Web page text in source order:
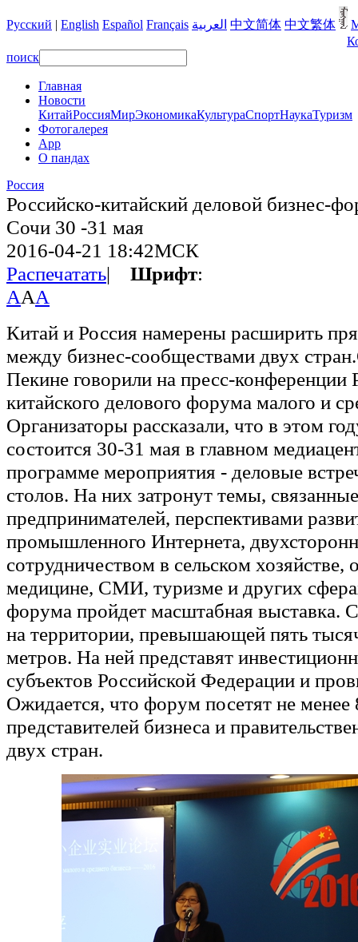
Русский | English Español Français العربية 中文简体 中文繁体
поиск
Главная
Новости
КитайРоссияМирЭкономикаКультураСпортНаукаТуризм
Фотогалерея
App
О пандах
Pоccия
Российско-китайский деловой бизнес-
Сочи 30 -31 мая
2016-04-21 18:42МСК
Распечатать| Шрифт:
AAA
Китай и Россия намерены расширить
между бизнес-сообществами двух
Пекине говорили на пресс-конференции
китайского делового форума малого и
Организаторы рассказали, что в этом
состоится 30-31 мая в главном
программе мероприятия - деловые
столов. На них затронут темы,
предпринимателей, перспективами
промышленного Интернета,
сотрудничеством в сельском хозяйстве,
медицине, СМИ, туризме и других
форума пройдет масштабная выставка.
на территории, превышающей пять
метров. На ней представят
субъектов Российской Федерации и
Ожидается, что форум посетят не менее
представителей бизнеса и
двух стран.